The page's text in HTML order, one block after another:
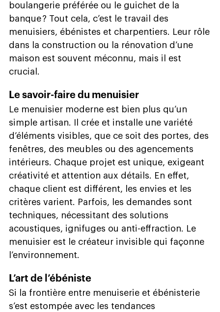
boulangerie préférée ou le guichet de la
banque ? Tout cela, c’est le travail des
menuisiers, ébénistes et charpentiers. Leur rôle
dans la construction ou la rénovation d’une
maison est souvent méconnu, mais il est
crucial.
Le savoir-faire du menuisier
Le menuisier moderne est bien plus qu’un
simple artisan. Il crée et installe une variété
d’éléments visibles, que ce soit des portes, des
fenêtres, des meubles ou des agencements
intérieurs. Chaque projet est unique, exigeant
créativité et attention aux détails. En effet,
chaque client est différent, les envies et les
critères varient. Parfois, les demandes sont
techniques, nécessitant des solutions
acoustiques, ignifuges ou anti-effraction. Le
menuisier est le créateur invisible qui façonne
l’environnement.
L’art de l’ébéniste
Si la frontière entre menuiserie et ébénisterie
s’est estompée avec les tendances